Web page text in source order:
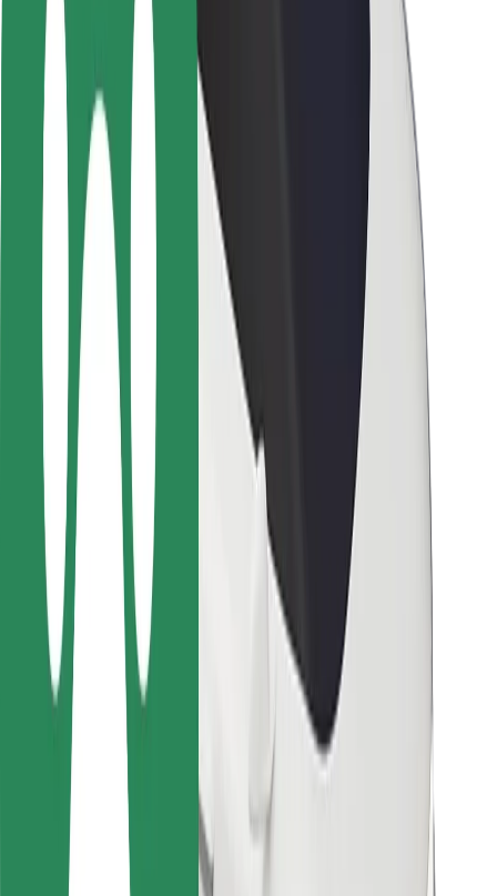
Seguridad para usuarios
Seguridad para conductores
Seguridad para patinetes
Laboratorio de seguridad
Ciudades
Dónde estamos
Soluciones para las ciudades
Aeropuertos
Estaciones de carga de Bolt
Soporte
Para usuarios
Para conductores
Para repartidores
Bolt Food
Para propietarios de flota
Para restaurantes
Bolt para empresas
Otros
Proveedores
Términos y Condiciones
Seguridad